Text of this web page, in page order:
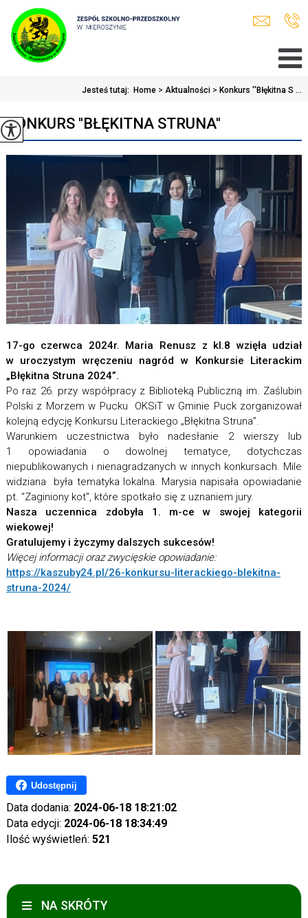
Jesteś tutaj: Home > Aktualności > Konkurs ''Błękitna S ...
KONKURS ''BŁĘKITNA STRUNA''
17-go czerwca 2024r. Maria Renusz z kl.8 wzięła udział
w uroczystym wręczeniu nagród w Konkursie Literackim
„Błękitna Struna 2024”.
Po raz 26. przy współpracy z Biblioteką Publiczną im. Zaślubin
Polski z Morzem w Pucku OKSiT w Gminie Puck zorganizował
kolejną edycję Konkursu Literackiego „Błękitna Struna”.
Warunkiem uczestnictwa było nadesłanie 2 wierszy lub
1 opowiadania o dowolnej tematyce, dotychczas
niepublikowanych i nienagradzanych w innych konkursach. Mile
widziana była tematyka lokalna. Marysia napisała opowiadanie
pt. "Zaginiony kot", które spotkało się z uznaniem jury.
Nasza uczennica zdobyła 1. m-ce w swojej kategorii
wiekowej!
Gratulujemy i życzymy dalszych sukcesów!
Więcej informacji oraz zwycięskie opowiadanie:
https://kaszuby24.pl/26-konkursu-literackiego-blekitna-
struna-2024/
Udostępnij
Data dodania: 2024-06-18 18:21:02
Data edycji: 2024-06-18 18:34:49
Ilość wyświetleń: 521
NA SKRÓTY